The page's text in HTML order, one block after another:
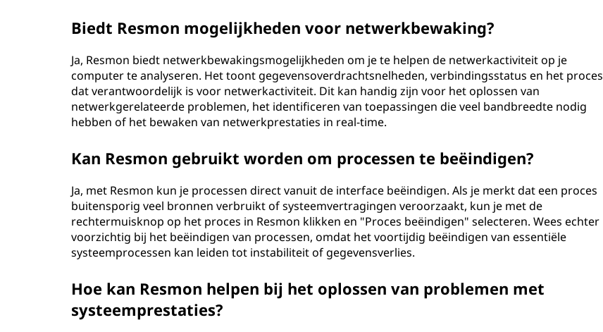
Biedt Resmon mogelijkheden voor netwerkbewaking?
Ja, Resmon biedt netwerkbewakingsmogelijkheden om je te helpen de netwerkactiviteit op je
computer te analyseren. Het toont gegevensoverdrachtsnelheden, verbindingsstatus en het proces
dat verantwoordelijk is voor netwerkactiviteit. Dit kan handig zijn voor het oplossen van
netwerkgerelateerde problemen, het identificeren van toepassingen die veel bandbreedte nodig
hebben of het bewaken van netwerkprestaties in real-time.
Kan Resmon gebruikt worden om processen te beëindigen?
Ja, met Resmon kun je processen direct vanuit de interface beëindigen. Als je merkt dat een proces
buitensporig veel bronnen verbruikt of systeemvertragingen veroorzaakt, kun je met de
rechtermuisknop op het proces in Resmon klikken en "Proces beëindigen" selecteren. Wees echter
voorzichtig bij het beëindigen van processen, omdat het voortijdig beëindigen van essentiële
systeemprocessen kan leiden tot instabiliteit of gegevensverlies.
Hoe kan Resmon helpen bij het oplossen van problemen met
systeemprestaties?